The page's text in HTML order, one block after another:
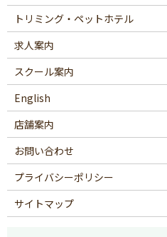
トリミング・ペットホテル
求人案内
スクール案内
English
店舗案内
お問い合わせ
プライバシーポリシー
サイトマップ